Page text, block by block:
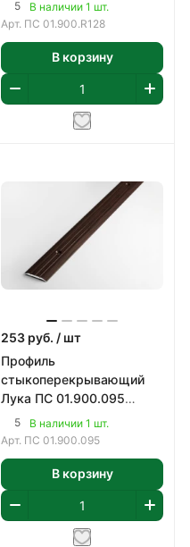
5
В наличии 1 шт.
Арт. ПС 01.900.R128
В корзину
253 руб. / шт
Профиль
стыкоперекрывающий
Лука ПС 01.900.095
900х25 мм
5
В наличии 1 шт.
Арт. ПС 01.900.095
В корзину